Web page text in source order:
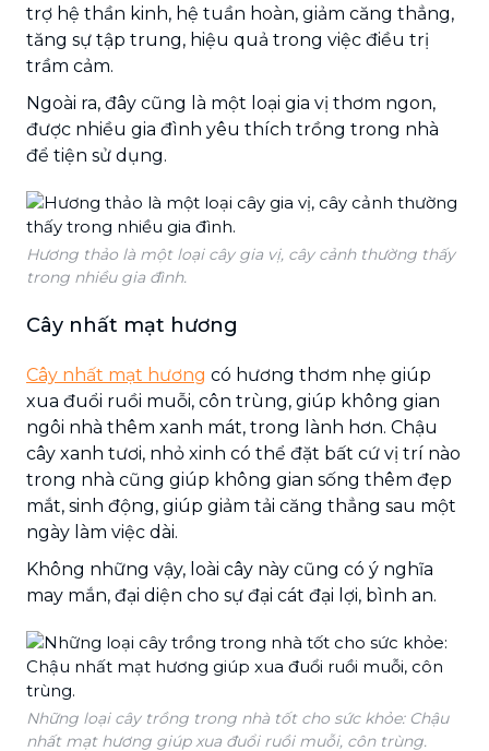
trợ hệ thần kinh, hệ tuần hoàn, giảm căng thẳng,
tăng sự tập trung, hiệu quả trong việc điều trị
trầm cảm.
Ngoài ra, đây cũng là một loại gia vị thơm ngon,
được nhiều gia đình yêu thích trồng trong nhà
để tiện sử dụng.
Hương thảo là một loại cây gia vị, cây cảnh thường thấy
trong nhiều gia đình.
Cây nhất mạt hương
Cây nhất mạt hương có hương thơm nhẹ giúp
xua đuổi ruồi muỗi, côn trùng, giúp không gian
ngôi nhà thêm xanh mát, trong lành hơn. Chậu
cây xanh tươi, nhỏ xinh có thể đặt bất cứ vị trí nào
trong nhà cũng giúp không gian sống thêm đẹp
mắt, sinh động, giúp giảm tải căng thẳng sau một
ngày làm việc dài.
Không những vậy, loài cây này cũng có ý nghĩa
may mắn, đại diện cho sự đại cát đại lợi, bình an.
Những loại cây trồng trong nhà tốt cho sức khỏe: Chậu
nhất mạt hương giúp xua đuổi ruồi muỗi, côn trùng.